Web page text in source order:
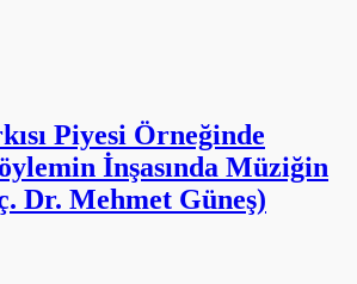
Piyesi Örneğinde
İnşasında Müziğin
Dr. Mehmet Güneş)